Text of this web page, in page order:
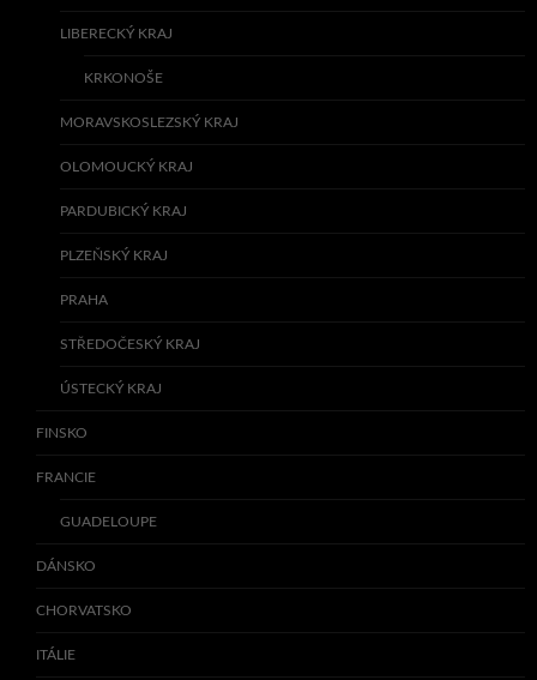
LIBERECKÝ KRAJ
KRKONOŠE
MORAVSKOSLEZSKÝ KRAJ
OLOMOUCKÝ KRAJ
PARDUBICKÝ KRAJ
PLZEŇSKÝ KRAJ
PRAHA
STŘEDOČESKÝ KRAJ
ÚSTECKÝ KRAJ
FINSKO
FRANCIE
GUADELOUPE
DÁNSKO
CHORVATSKO
ITÁLIE